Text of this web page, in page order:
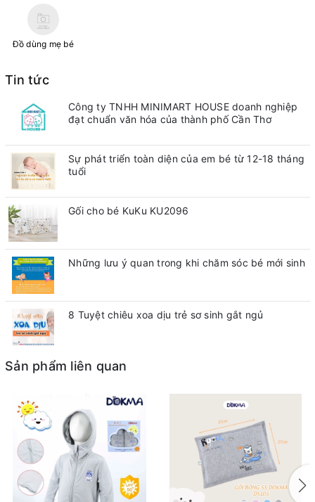
Đồ dùng mẹ bé
Tin tức
Công ty TNHH MINIMART HOUSE doanh nghiệp
đạt chuẩn văn hóa của thành phố Cần Thơ
Sự phát triển toàn diện của em bé từ 12-18 tháng
tuổi
Gối cho bé KuKu KU2096
Những lưu ý quan trong khi chăm sóc bé mới sinh
8 Tuyệt chiêu xoa dịu trẻ sơ sinh gắt ngủ
Sản phẩm liên quan